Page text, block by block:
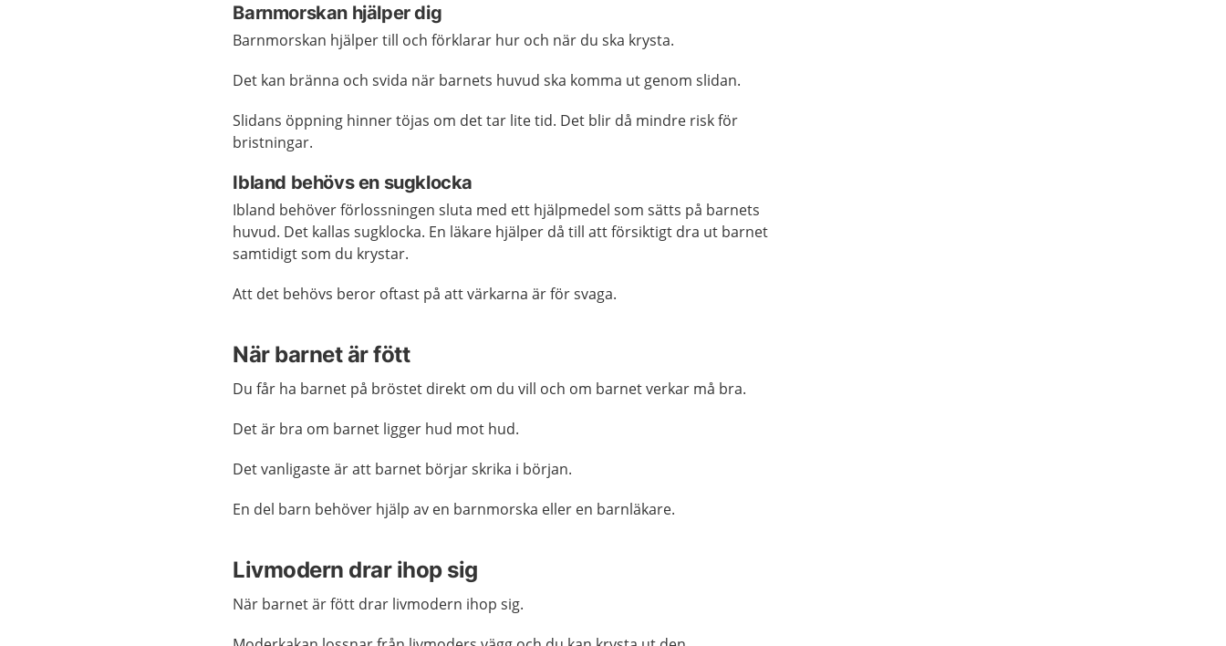
Barnmorskan hjälper dig
Barnmorskan hjälper till och förklarar hur och när du ska krysta.
Det kan bränna och svida när barnets huvud ska komma ut genom slidan.
Slidans öppning hinner töjas om det tar lite tid. Det blir då mindre risk för
bristningar.
Ibland behövs en sugklocka
Ibland behöver förlossningen sluta med ett hjälpmedel som sätts på barnets
huvud. Det kallas sugklocka. En läkare hjälper då till att försiktigt dra ut barnet
samtidigt som du krystar.
Att det behövs beror oftast på att värkarna är för svaga.
När barnet är fött
Du får ha barnet på bröstet direkt om du vill och om barnet verkar må bra.
Det är bra om barnet ligger hud mot hud.
Det vanligaste är att barnet börjar skrika i början.
En del barn behöver hjälp av en barnmorska eller en barnläkare.
Livmodern drar ihop sig
När barnet är fött drar livmodern ihop sig.